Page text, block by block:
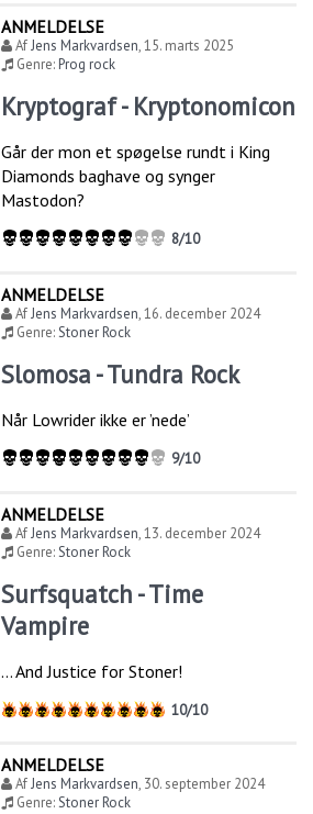
ANMELDELSE
AfJens Markvardsen,15. marts 2025
Genre:Prog rock
Kryptograf - Kryptonomicon
Går der mon et spøgelse rundt i King
Diamonds baghave og synger
Mastodon?
8/10
ANMELDELSE
AfJens Markvardsen,16. december 2024
Genre:Stoner Rock
Slomosa - Tundra Rock
Når Lowrider ikke er ’nede’
9/10
ANMELDELSE
AfJens Markvardsen,13. december 2024
Genre:Stoner Rock
Surfsquatch - Time
Vampire
… And Justice for Stoner!
10/10
ANMELDELSE
AfJens Markvardsen, 30. september 2024
Genre:Stoner Rock